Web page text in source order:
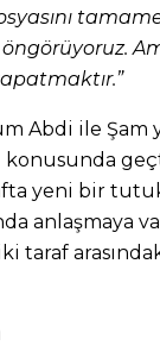
Abdi ile
konusunda
yeni bir
anlaşmaya
taraf